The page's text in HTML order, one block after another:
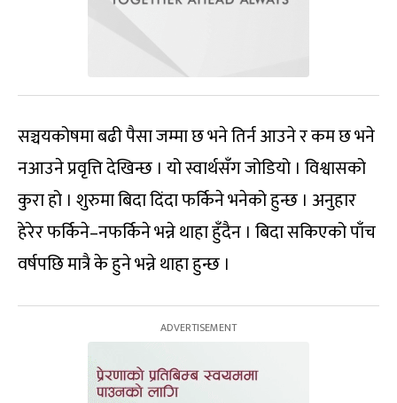
सञ्चयकोषमा बढी पैसा जम्मा छ भने तिर्न आउने र कम छ भने
नआउने प्रवृत्ति देखिन्छ । यो स्वार्थसँग जोडियो । विश्वासको
कुरा हो । शुरुमा बिदा दिंदा फर्किने भनेको हुन्छ । अनुहार
हेरेर फर्किने–नफर्किने भन्ने थाहा हुँदैन । बिदा सकिएको पाँच
वर्षपछि मात्रै के हुने भन्ने थाहा हुन्छ ।